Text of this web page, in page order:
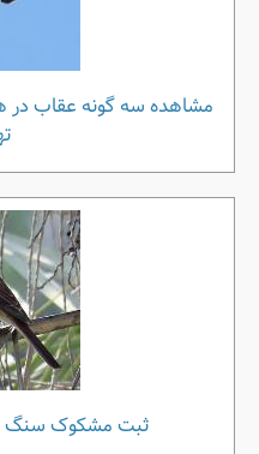
مشاهده سه گونه عقاب در
ثبت مشکوک سنگ